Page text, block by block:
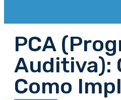
PCA
Auditiva):
Como